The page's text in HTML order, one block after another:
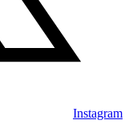
Instagram